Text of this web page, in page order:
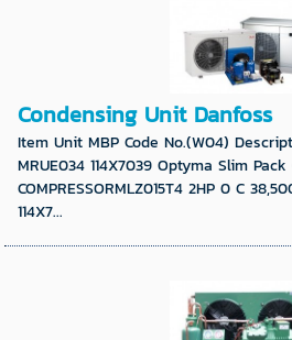
Condensing Unit Danfoss
Item Unit MBP Code No.(W04)
MRUE034 114X7039 Optyma Slim Pack
COMPRESSORMLZ015T4 2HP 0 C
114X7...